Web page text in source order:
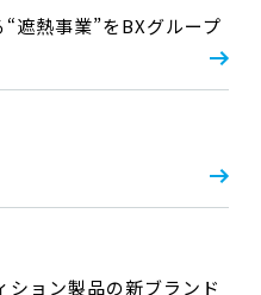
遮熱事業”をBXグループ
ション製品の新ブランド